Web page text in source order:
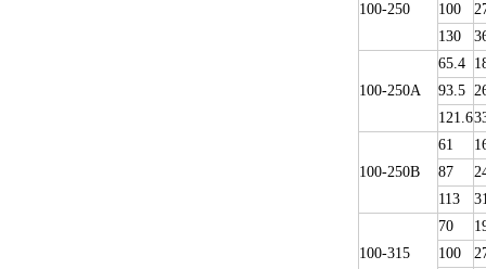
100-250
100
130
100-250A
65.4
93.5
121.6
100-250B
61
87
113
100-315
70
100